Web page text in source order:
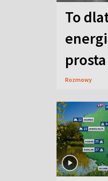
To
prosta
Rozmowy